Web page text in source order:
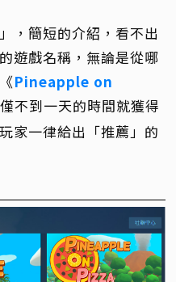
，簡短的介紹，看不出
遊戲名稱，無論是從哪
Pineapple on
不到一天的時間就獲得
家一律給出「推薦」的